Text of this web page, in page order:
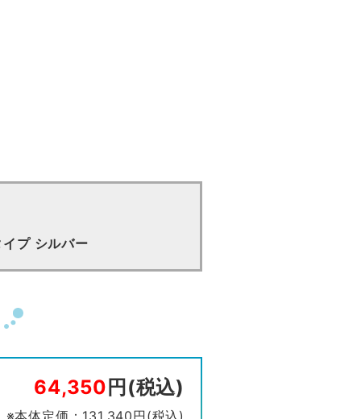
プ シルバー
64,350円(税込)
※本体定価：131,340円(税込)